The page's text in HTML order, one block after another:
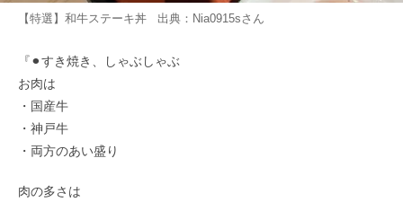
【特選】和牛ステーキ丼 出典： Nia0915sさん
『⚫︎すき焼き、しゃぶしゃぶ
お肉は
・国産牛
・神戸牛
・両方のあい盛り
肉の多さは